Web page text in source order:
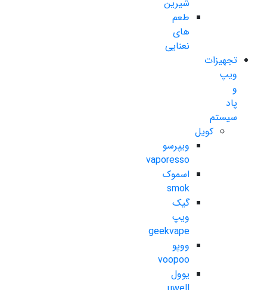
شیرین
طعم
های
نعنایی
تجهیزات
ویپ
و
پاد
سیستم
کویل
ویپرسو
vaporesso
اسموک
smok
گیک
ویپ
geekvape
ووپو
voopoo
یوول